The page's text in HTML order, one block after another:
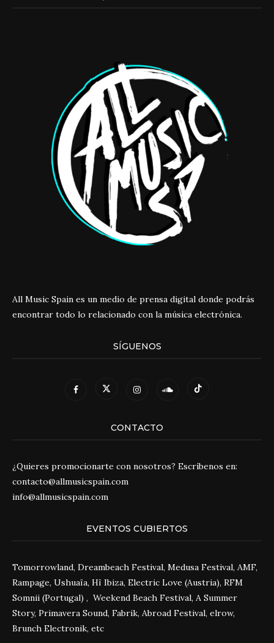
All Music Spain es un medio de prensa digital donde podrás
encontrar todo lo relacionado con la música electrónica.
SÍGUENOS
CONTACTO
¿Quieres promocionarte con nosotros? Escríbenos en:
contacto@allmusicspain.com
info@allmusicspain.com
EVENTOS CUBIERTOS
Tomorrowland, Dreambeach Festival, Medusa Festival, AMF,
Rampage, Ushuaïa, Hï Ibiza, Electric Love (Austria), RFM
Somnii (Portugal) , Weekend Beach Festival, A Summer
Story, Primavera Sound, Fabrik, Abroad Festival, elrow,
Brunch Electronik, etc